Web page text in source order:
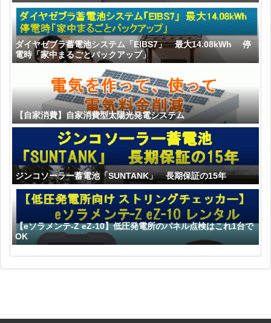
ダイヤゼブラ蓄電池システム「EIBS7」 最大14.08kWh 停
電時「家中まるごとバックアップ」
【自家消費】自家消費型太陽光発電システム
ジンコソーラー蓄電池「SUNTANK」 長期保証の15年
【eソラメンテ-Z eZ-10】低圧発電所のパネル点検はこれ1台で
OK